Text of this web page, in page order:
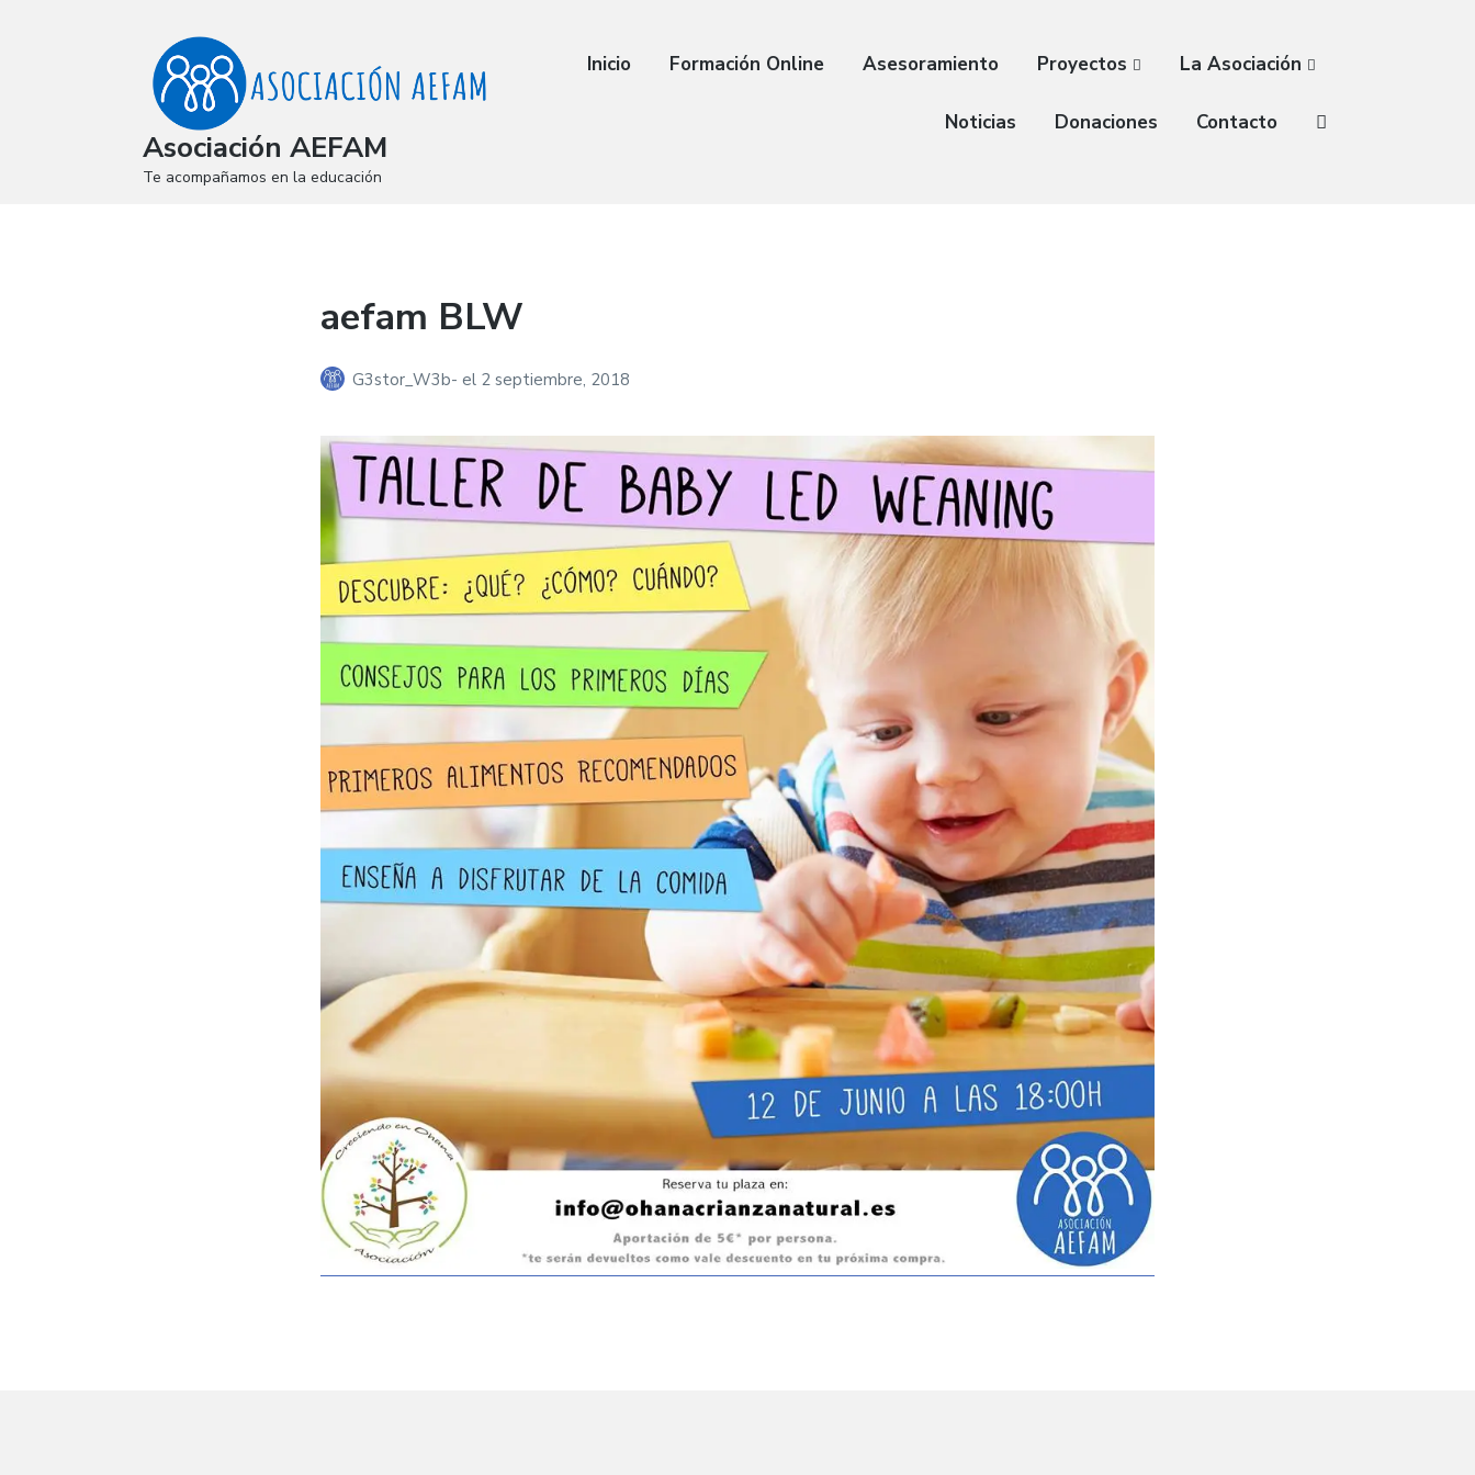
Asociación AEFAM
Te acompañamos en la educación
Inicio Formación Online Asesoramiento Proyectos La Asociación
Noticias Donaciones Contacto
aefam BLW
G3stor_W3b-el 2 septiembre, 2018